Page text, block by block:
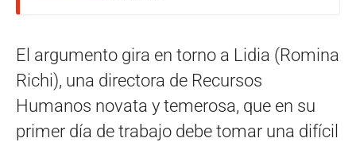
El argumento gira en torno a Lidia (Romina
Richi), una directora de Recursos
Humanos novata y temerosa, que en su
primer día de trabajo debe tomar una difícil